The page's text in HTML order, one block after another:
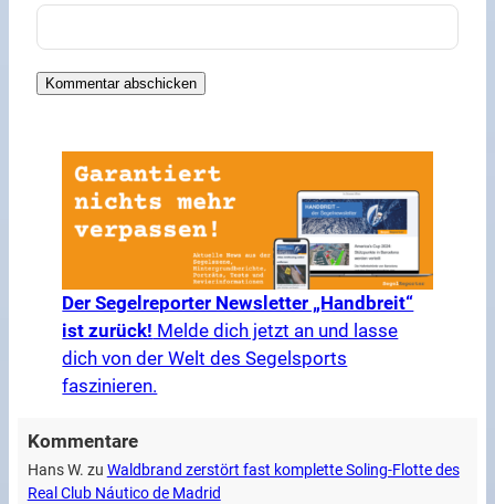
Der Segelreporter Newsletter „Handbreit“
ist zurück! Melde dich jetzt an und lasse
dich von der Welt des Segelsports
faszinieren.
Kommentare
Hans W. zu Waldbrand zerstört fast komplette Soling-Flotte des
Real Club Náutico de Madrid